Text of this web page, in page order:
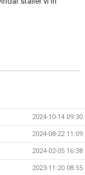
2024-10-14 09:30
2024-08-22 11:09
2024-02-05 16:38
2023-11-20 08:55